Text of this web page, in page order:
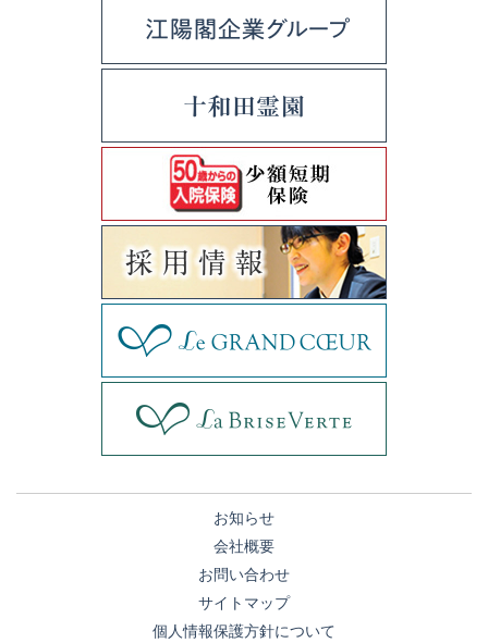
お知らせ
会社概要
お問い合わせ
サイトマップ
個人情報保護方針について